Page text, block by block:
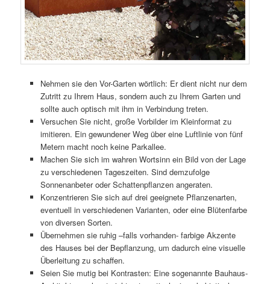
Nehmen sie den Vor-Garten wörtlich: Er dient nicht nur dem
Zutritt zu Ihrem Haus, sondern auch zu Ihrem Garten und
sollte auch optisch mit ihm in Verbindung treten.
Versuchen Sie nicht, große Vorbilder im Kleinformat zu
imitieren. Ein gewundener Weg über eine Luftlinie von fünf
Metern macht noch keine Parkallee.
Machen Sie sich im wahren Wortsinn ein Bild von der Lage
zu verschiedenen Tageszeiten. Sind demzufolge
Sonnenanbeter oder Schattenpflanzen angeraten.
Konzentrieren Sie sich auf drei geeignete Pflanzenarten,
eventuell in verschiedenen Varianten, oder eine Blütenfarbe
von diversen Sorten.
Übernehmen sie ruhig –falls vorhanden- farbige Akzente
des Hauses bei der Bepflanzung, um dadurch eine visuelle
Überleitung zu schaffen.
Seien Sie mutig bei Kontrasten: Eine sogenannte Bauhaus-